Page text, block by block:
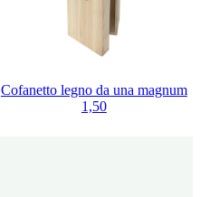
Cofanetto legno da una magnum
1,50